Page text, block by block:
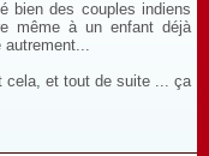
bien des couples indiens
même à un enfant déjà
autrement...
cela, et tout de suite ... ça